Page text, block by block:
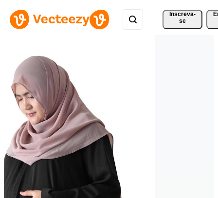
Inscreva-
se